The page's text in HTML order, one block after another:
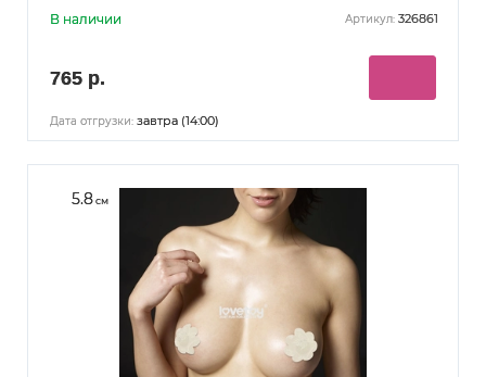
В наличии Артикул: 326861
765 р.
Дата отгрузки: завтра (14:00)
5.8см